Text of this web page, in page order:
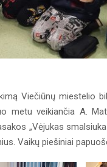
Viečiūnų miestelio
metu veikiančia A.
„Vėjukas
Vaikų piešiniai